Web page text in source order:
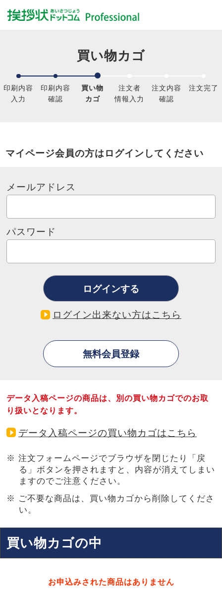
買い物カゴ
印刷内容
入力
印刷内容
確認
買い物
カゴ
注文者
情報入力
注文内容
確認
注文完了
マイページ会員の方はログインしてください
メールアドレス
パスワード
ログイン出来ない方はこちら
データ入稿ページの商品は、別の買い物カゴでのお取
り扱いとなります。
データ入稿ページの買い物カゴはこちら
注文フォームページでブラウザを閉じたり「戻
る」ボタンを押されますと、内容が消えてしまい
ますのでご注意ください。
ご不要な商品は、買い物カゴから削除してくださ
い。
買い物カゴの中
お申込みされた商品はありません